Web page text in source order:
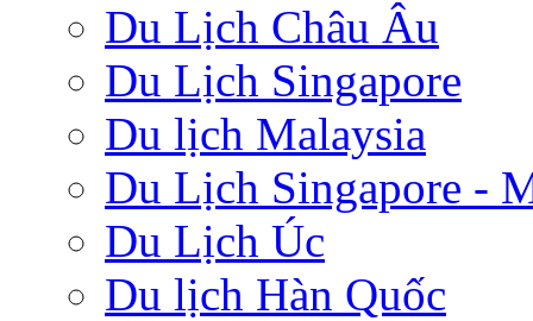
Du Lịch Châu Âu
Du Lịch Singapore
Du lịch Malaysia
Du Lịch Singapore -
Du Lịch Úc
Du lịch Hàn Quốc